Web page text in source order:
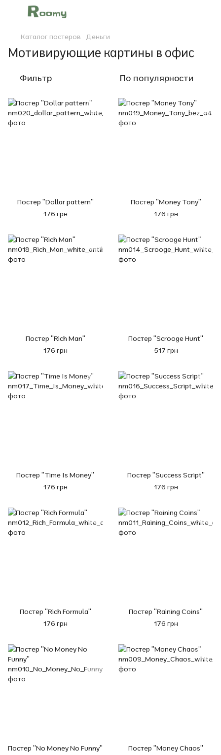
Каталог постеров Деньги
Мотивирующие картины в офис
Фильтр По популярности
Постер "Dollar pattern"
176 грн
Постер "Money Tony"
176 грн
Постер "Rich Man"
176 грн
Постер "Scrooge Hunt"
517 грн
Постер "Time Is Money"
176 грн
Постер "Success Script"
176 грн
Постер "Rich Formula"
176 грн
Постер "Raining Coins"
176 грн
Постер "No Money No Funny"
Постер "Money Chaos"